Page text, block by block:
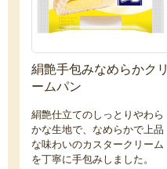
絹艶手包みなめらかクリ
ームパン
絹艶仕立てのしっとりやわら
かな生地で、なめらかで上品
な味わいのカスタークリーム
を丁寧に手包みしました。